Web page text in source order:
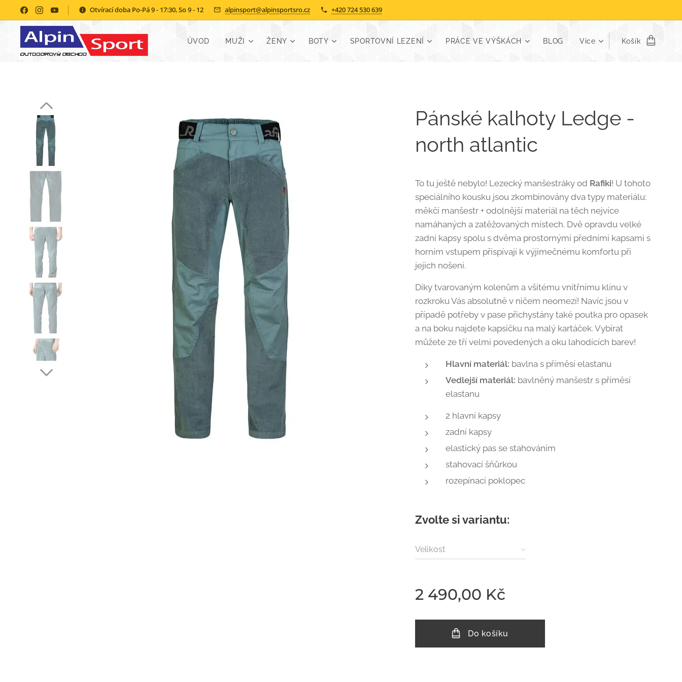
Otvírací doba Po-Pá 9 - 17:30, So 9 - 12 alpinsport@alpinsportsro.cz +420 724 530 639
ÚVOD MUŽI ŽENY BOTY SPORTOVNÍ LEZENÍ PRÁCE VE VÝŠKÁCH BLOG Více Košík
Pánské kalhoty Ledge -
north atlantic
To tu ještě nebylo! Lezecký manšestráky od Rafiki! U tohoto
speciálního kousku jsou zkombinovány dva typy materiálu:
měkčí manšestr + odolnější materiál na těch nejvíce
namáhaných a zatěžovaných místech. Dvě opravdu velké
zadní kapsy spolu s dvěma prostornými předními kapsami s
horním vstupem přispívají k výjimečnému komfortu při
jejich nošení.
Díky tvarovaným kolenům a všitému vnitřnímu klínu v
rozkroku Vás absolutně v ničem neomezí! Navíc jsou v
případě potřeby v pase přichystány také poutka pro opasek
a na boku najdete kapsičku na malý kartáček. Vybírat
můžete ze tří velmi povedených a oku lahodících barev!
Hlavní materiál: bavlna s příměsí elastanu
Vedlejší materiál: bavlněný manšestr s příměsí
elastanu
2 hlavní kapsy
zadní kapsy
elastický pas se stahováním
stahovací šňůrkou
rozepínací poklopec
Zvolte si variantu:
Velikost
2 490,00 Kč
Do košíku